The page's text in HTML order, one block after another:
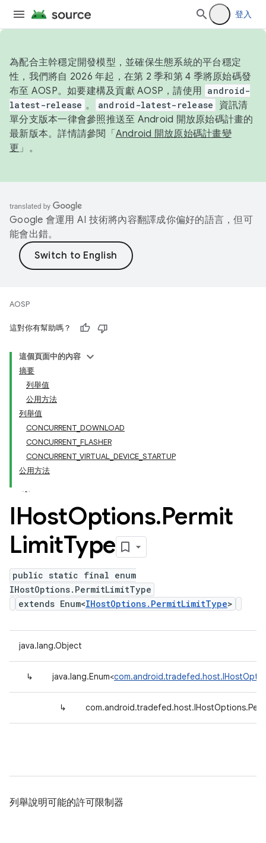
登入
為配合主幹穩定開發模型，並確保生態系統的平台穩定
性，我們將自 2026 年起，在第 2 季和第 4 季將原始碼發
布至 AOSP。如要建構及貢獻 AOSP，請使用 android-
latest-release 。 android-latest-release
資訊清
單分支版本一律會參照推送至 Android 開放原始碼計畫的
最新版本。詳情請參閱「 Android 開放原始碼計畫變
更 」。
Google 會運用 AI 技術將內容翻譯成你偏好的語言，但可
能會出錯。
AOSP
這對你有幫助嗎？
這個頁面中的內容
摘要
列舉值
公用方法
列舉值
CONCURRENT_DOWNLOAD
CONCURRENT_FLASHER
CONCURRENT_VIRTUAL_DEVICE_STARTUP
公用方法
IHostOptions.Permit
LimitType
public static final enum
IHostOptions.PermitLimitType
extends Enum<IHostOptions.PermitLimitType>
java.lang.Object
↳ java.lang.Enum<
↳
列舉說明可能的許可限制器